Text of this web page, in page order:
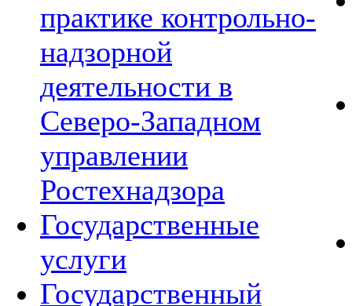
практике контрольно-
надзорной
деятельности в
Северо-Западном
управлении
Ростехнадзора
Государственные
услуги
Государственный